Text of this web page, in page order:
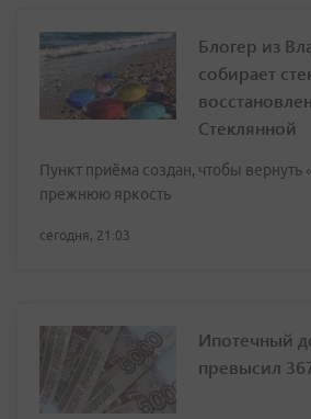
Блогер из
собирает
Стеклянной
Пункт приёма создан, чтобы вернуть
прежнюю яркость
сегодня, 21:03
Ипотечный
превысил